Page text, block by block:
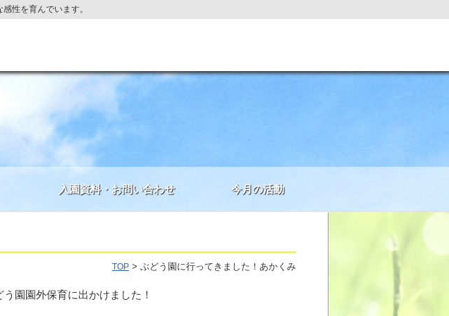
性を育んでいます。
入園資料・お問い合わせ 今月の活動
TOP > ぶどう園に行ってきました！あかくみ
園園外保育に出かけました！